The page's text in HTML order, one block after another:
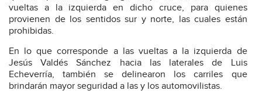
vueltas a la izquierda en dicho cruce, para quienes
provienen de los sentidos sur y norte, las cuales están
prohibidas.
En lo que corresponde a las vueltas a la izquierda de
Jesús Valdés Sánchez hacia las laterales de Luis
Echeverría, también se delinearon los carriles que
brindarán mayor seguridad a las y los automovilistas.